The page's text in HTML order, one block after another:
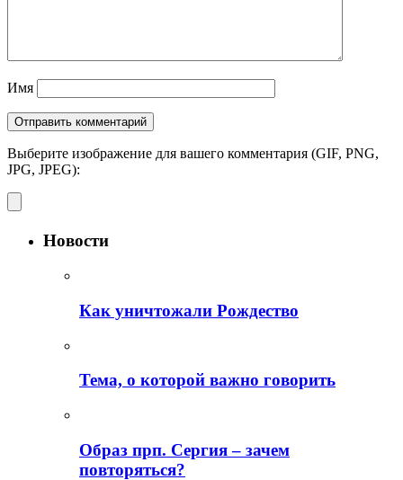
Имя
Выберите изображение для вашего комментария (GIF, PNG,
JPG, JPEG):
Новости
Как уничтожали Рождество
Тема, о которой важно говорить
Образ прп. Сергия – зачем
повторяться?